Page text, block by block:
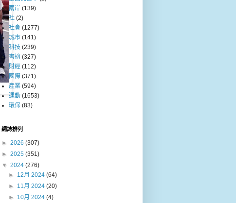
兩岸 (139)
社 (2)
社會 (1277)
城巿 (141)
科技 (239)
書摘 (327)
財經 (112)
國際 (371)
產業 (594)
運動 (1653)
環保 (83)
網誌排列
► 2026 (307)
► 2025 (351)
▼ 2024 (276)
► 12月 2024(64)
► 11月 2024(20)
► 10月 2024(4)